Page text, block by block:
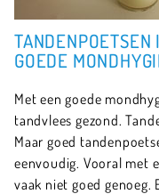
TANDENPOETSEN
GOEDE
Met een goede
tandvlees gezond.
Maar goed
eenvoudig. Vooral met
vaak niet goed